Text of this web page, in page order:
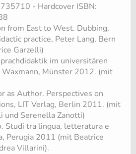
- Hardcover ISBN:
from East to West. Dubbing,
practice, Peter Lang, Bern
Garzelli)
im universitären
Münster 2012. (mit
as Author. Perspectives on
LIT Verlag, Berlin 2011. (mit
und Serenella Zanotti)
Studi tra lingua, letteratura e
Perugia 2011 (mit Beatrice
Villarini).